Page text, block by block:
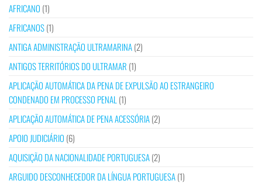
AFRICANO (1)
AFRICANOS(1)
ANTIGA ADMINISTRAÇÃO ULTRAMARINA(2)
ANTIGOS TERRITÓRIOS DO ULTRAMAR (1)
APLICAÇÃO AUTOMÁTICA DA PENA DE EXPULSÃO AO ESTRANGEIRO
CONDENADO EM PROCESSO PENAL (1)
APLICAÇÃO AUTOMÁTICA DE PENA ACESSÓRIA(2)
APOIO JUDICIÁRIO (6)
AQUISIÇÃO DA NACIONALIDADE PORTUGUESA(2)
ARGUIDO DESCONHECEDOR DA LÍNGUA PORTUGUESA(1)